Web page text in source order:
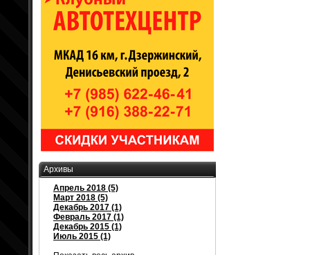
Архивы
Апрель 2018 (5)
Март 2018 (5)
Декабрь 2017 (1)
Февраль 2017 (1)
Декабрь 2015 (1)
Июль 2015 (1)